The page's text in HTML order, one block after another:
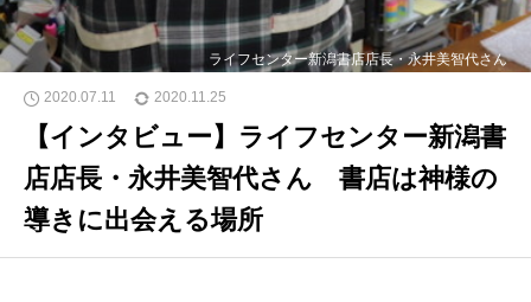
ライフセンター新潟書店店長・永井美智代さん
2020.07.11 2020.11.25
【インタビュー】ライフセンター新潟書
店店長・永井美智代さん 書店は神様の
導きに出会える場所